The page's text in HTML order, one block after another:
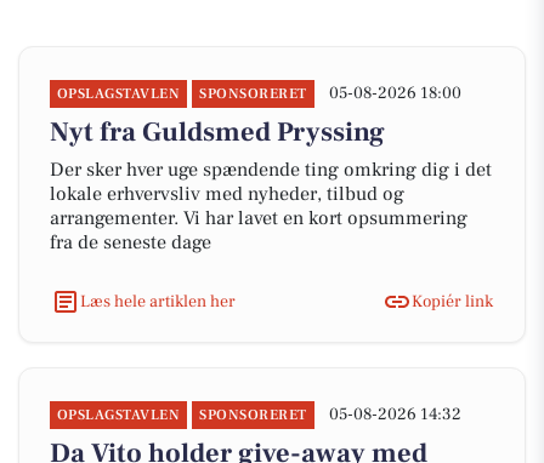
OPSLAGSTAVLEN SPONSORERET 05-08-2026 18:00
Nyt fra Guldsmed Pryssing
Der sker hver uge spændende ting omkring dig i det
lokale erhvervsliv med nyheder, tilbud og
arrangementer. Vi har lavet en kort opsummering
fra de seneste dage
Læs hele artiklen her Kopiér link
OPSLAGSTAVLEN SPONSORERET 05-08-2026 14:32
Da Vito holder give-away med